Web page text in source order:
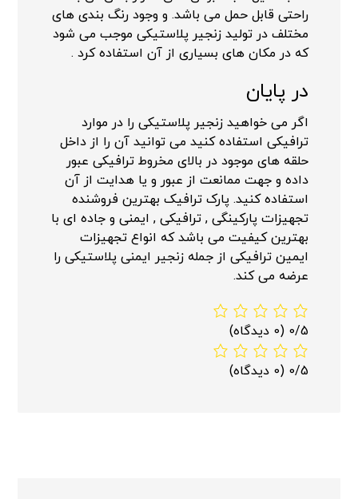
راحتی قابل حمل می باشد. و وجود رنگ بندی های
مختلف در تولید زنجیر پلاستیکی موجب می شود
که در مکان های بسیاری از آن استفاده کرد .
در پایان
اگر می خواهید زنجیر پلاستیکی را در موارد
ترافیکی استفاده کنید می توانید آن را از داخل
حلقه های موجود در بالای مخروط ترافیکی عبور
داده و جهت ممانعت از عبور و یا هدایت از آن
استفاده کنید. پارک ترافیک بهترین فروشنده
تجهیزات پارکینگی , ترافیکی , ایمنی و جاده ای با
بهترین کیفیت می باشد که انواع تجهیزات
ایمین ترافیکی از جمله زنجیر ایمنی پلاستیکی را
عرضه می کند.
0/5 (0 دیدگاه)
0/5 (0 دیدگاه)